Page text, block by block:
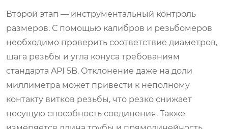
Второй этап — инструментальный контроль
размеров. С помощью калибров и резьбомеров
необходимо проверить соответствие диаметров,
шага резьбы и угла конуса требованиям
стандарта API 5B. Отклонение даже на доли
миллиметра может привести к неполному
контакту витков резьбы, что резко снижает
несущую способность соединения. Также